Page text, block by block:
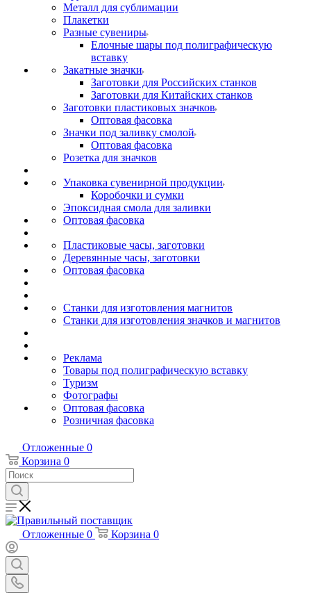
Металл для сублимации
Плакетки
Разные сувениры
Елочные шары под полиграфическую
вставку
Закатные значки
Заготовки для Российских станков
Заготовки для Китайских станков
Заготовки пластиковых значков
Оптовая фасовка
Значки под заливку смолой
Оптовая фасовка
Розетка для значков
Упаковка сувенирной продукции
Коробочки и сумки
Эпоксидная смола для заливки
Оптовая фасовка
Пластиковые часы, заготовки
Деревянные часы, заготовки
Оптовая фасовка
Станки для изготовления магнитов
Станки для изготовления значков и магнитов
Реклама
Товары под полиграфическую вставку
Туризм
Фотографы
Оптовая фасовка
Розничная фасовка
Отложенные 0
Корзина 0
Отложенные 0 Корзина 0